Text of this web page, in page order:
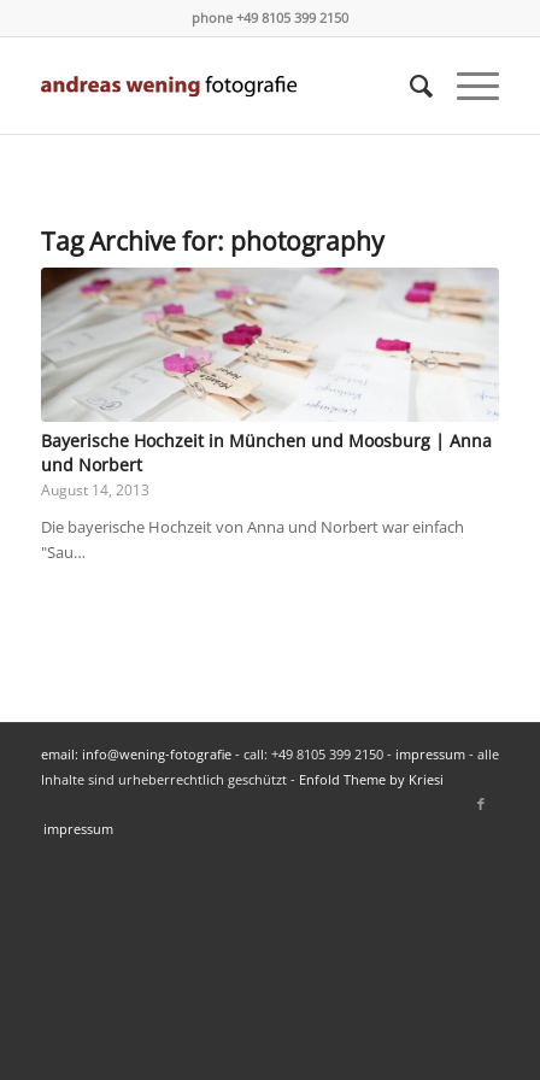
phone +49 8105 399 2150
Tag Archive for: photography
Bayerische Hochzeit in München und Moosburg | Anna
und Norbert
August 14, 2013
Die bayerische Hochzeit von Anna und Norbert war einfach
"Sau…
email: info@wening-fotografie- call: +49 8105 399 2150 - impressum- alle
Inhalte sind urheberrechtlich geschützt - Enfold Theme by Kriesi
impressum